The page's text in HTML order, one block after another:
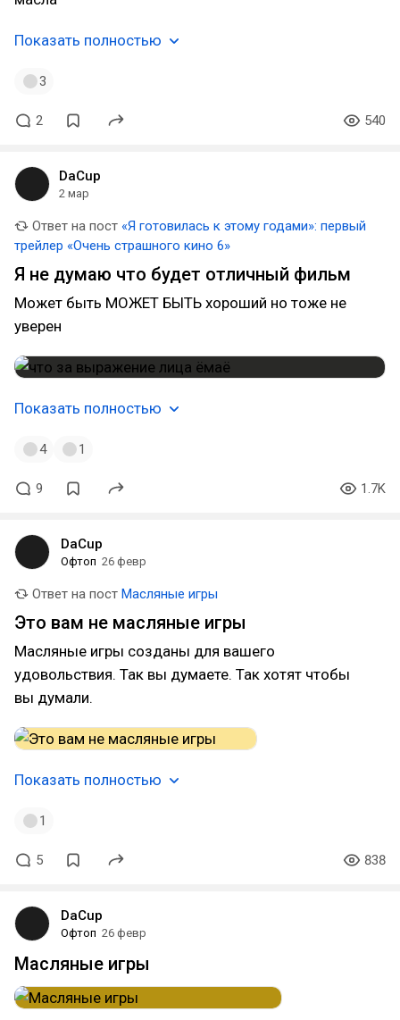
Показать полностью
3
2 540
DaCup
2 мар
Ответ на пост «Я готовилась к этому годами»: первый
трейлер «Очень страшного кино 6»
Я не думаю что будет отличный фильм
Может быть МОЖЕТ БЫТЬ хороший но тоже не
уверен
Показать полностью
4 1
9 1.7K
DaCup
Офтоп 26 февр
Ответ на пост Масляные игры
Это вам не масляные игры
Масляные игры созданы для вашего
удовольствия. Так вы думаете. Так хотят чтобы
вы думали.
Показать полностью
1
5 838
DaCup
Офтоп 26 февр
Масляные игры